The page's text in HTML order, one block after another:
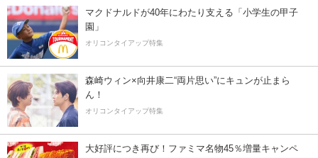
マクドナルドが40年にわたり支える「小学生の甲子
園」
オリコンタイアップ特集
森崎ウィン×向井康二“両片思い”にキュンが止まら
ん！
オリコンタイアップ特集
大好評につき再び！ファミマ名物45％増量キャンペ